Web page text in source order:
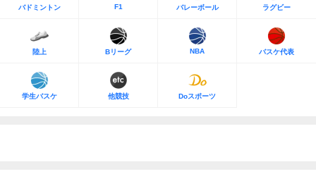
バドミントン F1 バレーボール ラグビー
陸上 Bリーグ NBA バスケ代表
学生バスケ 他競技 Doスポーツ